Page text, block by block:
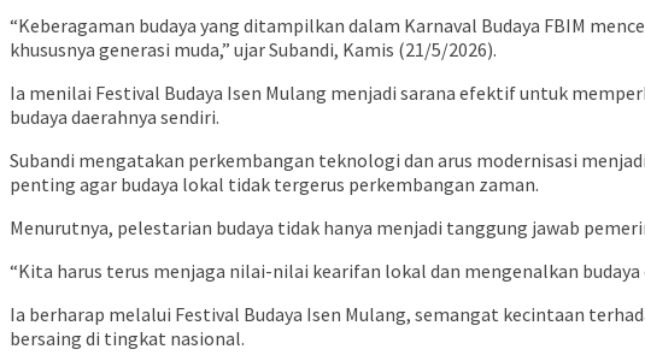
“Keberagaman budaya yang ditampilkan dalam Karnaval Budaya FBIM
khususnya generasi muda,” ujar Subandi, Kamis (21/5/2026).
Ia menilai Festival Budaya Isen Mulang menjadi sarana efektif untuk
budaya daerahnya sendiri.
Subandi mengatakan perkembangan teknologi dan arus modernisasi
penting agar budaya lokal tidak tergerus perkembangan zaman.
Menurutnya, pelestarian budaya tidak hanya menjadi tanggung jawab
“Kita harus terus menjaga nilai-nilai kearifan lokal dan mengenalkan
Ia berharap melalui Festival Budaya Isen Mulang, semangat kecintaan
bersaing di tingkat nasional.